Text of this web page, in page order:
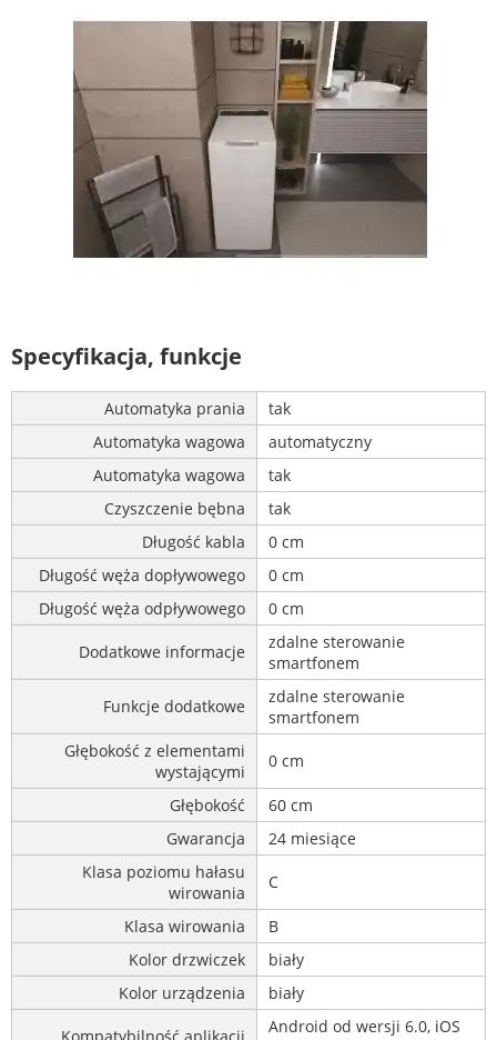
Specyfikacja, funkcje
Automatyka prania
tak
Automatyka wagowa
automatyczny
Automatyka wagowa
tak
Czyszczenie bębna
tak
Długość kabla
0 cm
Długość węża dopływowego
0 cm
Długość węża odpływowego
0 cm
Dodatkowe informacje
zdalne sterowanie
smartfonem
Funkcje dodatkowe
zdalne sterowanie
smartfonem
Głębokość z elementami
wystającymi
0 cm
Głębokość
60 cm
Gwarancja
24 miesiące
Klasa poziomu hałasu
wirowania
C
Klasa wirowania
B
Kolor drzwiczek
biały
Kolor urządzenia
biały
Android od wersji 6.0, iOS